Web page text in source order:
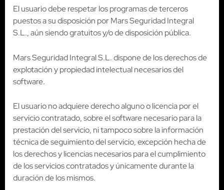
El usuario debe respetar los programas de terceros
puestos a su disposición por Mars Seguridad Integral
S.L., aún siendo gratuitos y/o de disposición pública.
Mars Seguridad Integral S.L. dispone de los derechos de
explotación y propiedad intelectual necesarios del
software.
El usuario no adquiere derecho alguno o licencia por el
servicio contratado, sobre el software necesario para la
prestación del servicio, ni tampoco sobre la información
técnica de seguimiento del servicio, excepción hecha de
los derechos y licencias necesarios para el cumplimiento
de los servicios contratados y únicamente durante la
duración de los mismos.